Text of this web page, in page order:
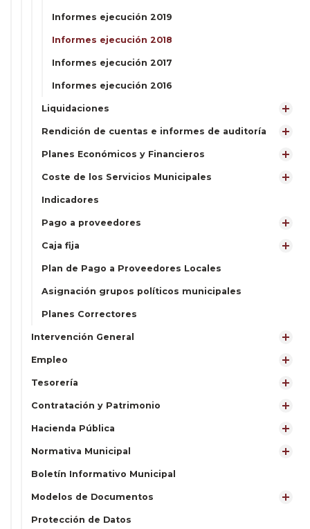
Informes ejecución 2019
Informes ejecución 2018
Informes ejecución 2017
Informes ejecución 2016
Liquidaciones
Rendición de cuentas e informes de auditoría
Planes Económicos y Financieros
Coste de los Servicios Municipales
Indicadores
Pago a proveedores
Caja fija
Plan de Pago a Proveedores Locales
Asignación grupos políticos municipales
Planes Correctores
Intervención General
Empleo
Tesorería
Contratación y Patrimonio
Hacienda Pública
Normativa Municipal
Boletín Informativo Municipal
Modelos de Documentos
Protección de Datos